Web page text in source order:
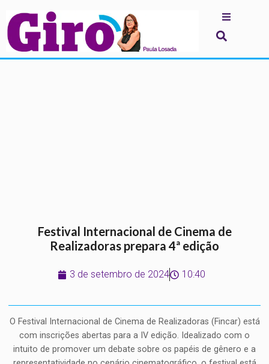
Festival Internacional de Cinema de
Realizadoras prepara 4ª edição
3 de setembro de 2024 10:40
O Festival Internacional de Cinema de Realizadoras (Fincar) está
com inscrições abertas para a IV edição. Idealizado com o
intuito de promover um debate sobre os papéis de gênero e a